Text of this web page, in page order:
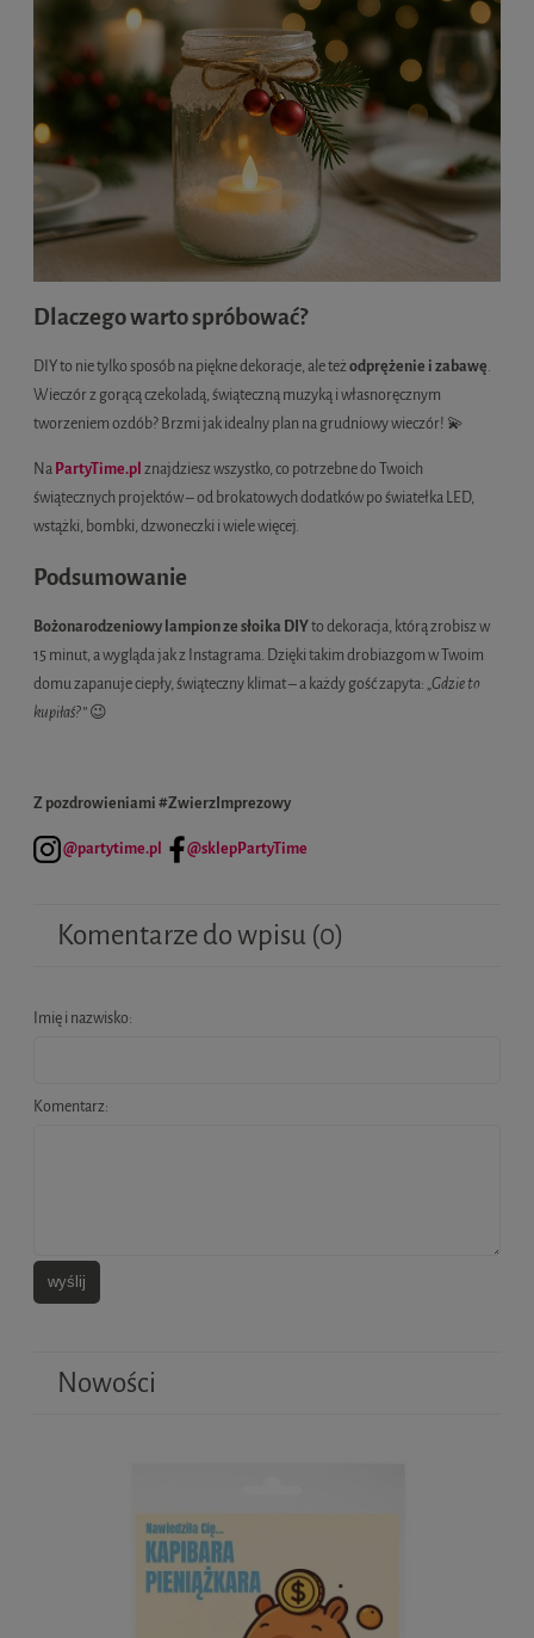
Dlaczego warto spróbować?
DIY to nie tylko sposób na piękne dekoracje, ale teżodprężenie i zabawę.
Wieczór z gorącą czekoladą, świąteczną muzyką i własnoręcznym
tworzeniem ozdób? Brzmi jak idealny plan na grudniowy wieczór! 💫
NaPartyTime.plznajdziesz wszystko, co potrzebne do Twoich
świątecznych projektów – od brokatowych dodatków po światełka LED,
wstążki, bombki, dzwoneczki i wiele więcej.
Podsumowanie
Bożonarodzeniowy lampion ze słoika DIYto dekoracja, którą zrobisz w
15 minut, a wygląda jak z Instagrama. Dzięki takim drobiazgom w Twoim
domu zapanuje ciepły, świąteczny klimat – a każdy gość zapyta: „Gdzie to
kupiłaś?”😉
Z pozdrowieniami #ZwierzImprezowy
@partytime.pl @sklepPartyTime
Komentarze do wpisu (0)
Imię i nazwisko:
Komentarz:
wyślij
Nowości